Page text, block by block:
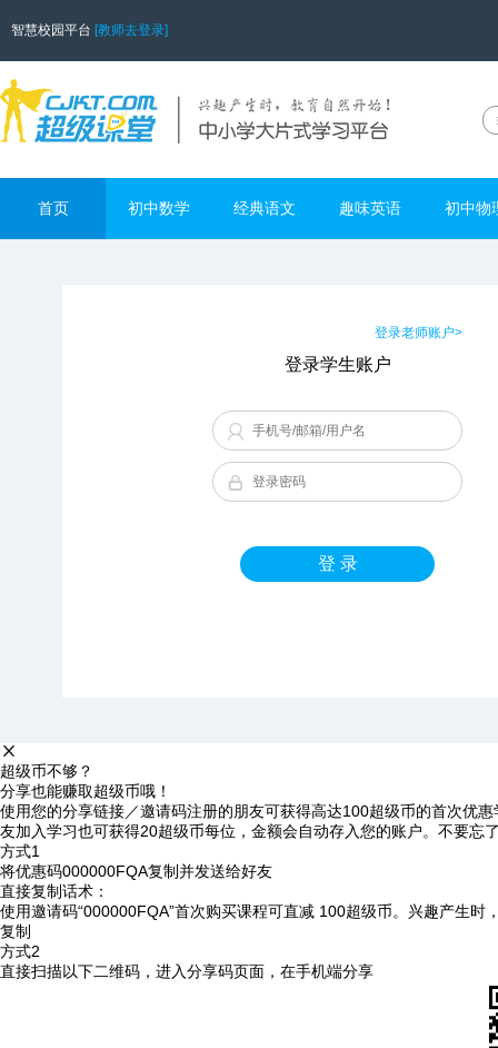
智慧校园平台 [教师去登录]
首页 初中数学 经典语文 趣味英语 初中物
登录老师账户>
登录学生账户
登 录
超级币不够？
分享也能赚取超级币哦！
使用您的分享链接／邀请码注册的朋友可获得高达100超级币的首次优
友加入学习也可获得20超级币每位，金额会自动存入您的账户。不要忘
方式1
将优惠码000000FQA复制并发送给好友
直接复制话术：
使用邀请码“000000FQA”首次购买课程可直减 100超级币。兴趣产生时
复制
方式2
直接扫描以下二维码，进入分享码页面，在手机端分享